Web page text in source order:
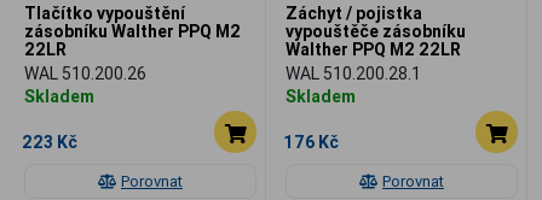
Porovnat
Tlačítko vypouštění
zásobníku Walther PPQ M2
22LR
WAL 510.200.26
Skladem
223 Kč
Porovnat
Záchyt / pojistka
vypouštěče zásobníku
Walther PPQ M2 22LR
WAL 510.200.28.1
Skladem
176 Kč